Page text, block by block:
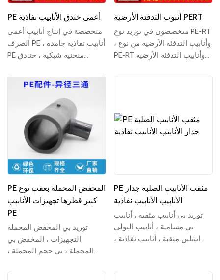
PE أعمى خندق الأنابيب نفاذية
متخصصة في إنتاج أنابيب أعمى
الصرف PE ، أنابيب نفاذية جامدة
PE منحنية شبكية ، خنادق
المنتجات ، ...
أنبوب التدفئة الأرضية PERT
متخصصون في توريد نوع PE-RT
، وأنابيب التدفئة الأرضية من نوع
PE-RT وأنابيب التدفئة الأرضية
أن...
PE المخفض المحملة بعقب نوع
كبير قطرها تجهيزات الأنابيب
PE
توريد بي المخفض المحملة
التجهيزات ، المخفض بي
المحملة ، بي حجم المحملة ،
مواصفات DN110 90 ، من...
PE مثقب الأنابيب الصلبة جدار
الأنابيب الأنابيب نفاذية
توريد بي أنابيب مثقبة ، أنابيب
بي مسامية ، أنابيب البولي
ايثيلين مثقبة ، أنابيب نفاذية ،